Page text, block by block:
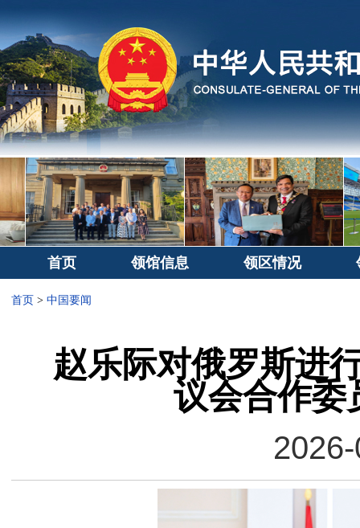
首页 领馆信息 领区情况
首页 > 中国要闻
赵乐际对俄罗斯进
议会合作委